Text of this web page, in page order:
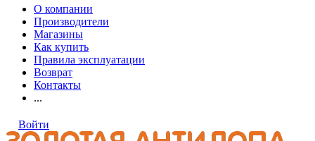
О компании
Производители
Магазины
Как купить
Правила эксплуатации
Возврат
Контакты
...
Войти